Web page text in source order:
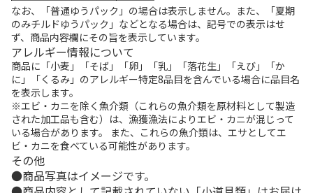
なお、「普通ゆうパック」の場合は表示しません。また、「夏期
のみチルドゆうパック」などとなる場合は、記号での表示はせ
ず、商品内容欄にその旨を表示しています。
アレルギー情報について
商品に「小麦」「そば」「卵」「乳」「落花生」「えび」「か
に」「くるみ」のアレルギー特定8品目を含んでいる場合に品目名
を表示します。
※エビ・カニを除く魚介類（これらの魚介類を原材料として製造
された加工品も含む）は、漁獲漁法によりエビ・カニが混じって
いる場合があります。 また、これらの魚介類は、エサとしてエ
ビ・カニを食べている可能性があります。
その他
商品写真はイメージです。